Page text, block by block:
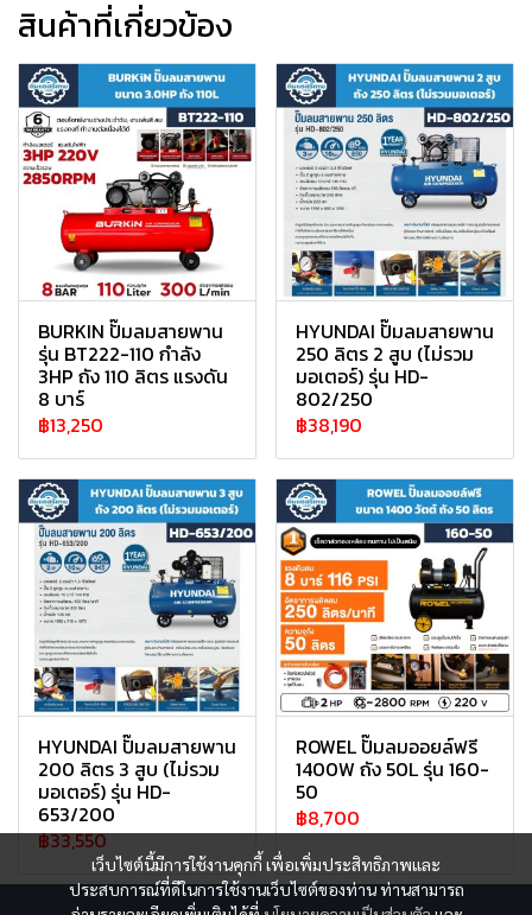
สินค้าที่เกี่ยวข้อง
BURKIN ปั๊มลมสายพาน
รุ่น BT222-110 กำลัง
3HP ถัง 110 ลิตร แรงดัน
8 บาร์
฿13,250
HYUNDAI ปั๊มลมสายพาน
250 ลิตร 2 สูบ (ไม่รวม
มอเตอร์) รุ่น HD-
802/250
฿38,190
HYUNDAI ปั๊มลมสายพาน
200 ลิตร 3 สูบ (ไม่รวม
มอเตอร์) รุ่น HD-
653/200
฿33,550
ROWEL ปั๊มลมออยล์ฟรี
1400W ถัง 50L รุ่น 160-
50
฿8,700
เว็บไซต์นี้มีการใช้งานคุกกี้ เพื่อเพิ่มประสิทธิภาพและ
ประสบการณ์ที่ดีในการใช้งานเว็บไซต์ของท่าน ท่านสามารถ